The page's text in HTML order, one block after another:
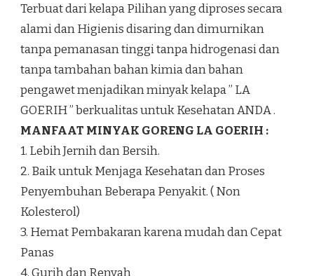
Terbuat dari kelapa Pilihan yang diproses secara
alami dan Higienis disaring dan dimurnikan
tanpa pemanasan tinggi tanpa hidrogenasi dan
tanpa tambahan bahan kimia dan bahan
pengawet menjadikan minyak kelapa ” LA
GOERIH ” berkualitas untuk Kesehatan ANDA .
MANFAAT MINYAK GORENG LA GOERIH :
1. Lebih Jernih dan Bersih.
2. Baik untuk Menjaga Kesehatan dan Proses
Penyembuhan Beberapa Penyakit. ( Non
Kolesterol)
3. Hemat Pembakaran karena mudah dan Cepat
Panas
4. Gurih dan Renyah